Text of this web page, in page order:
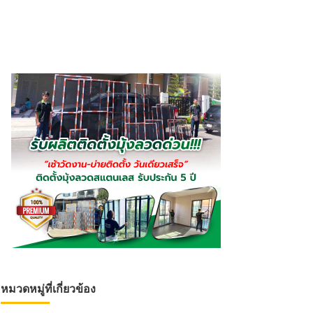
หมวดหมู่ที่เกี่ยวข้อง